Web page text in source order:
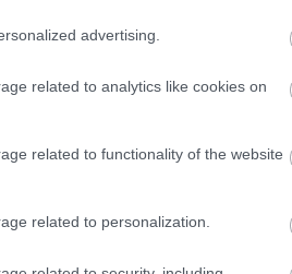
advertising.
related to analytics like cookies on
related to functionality of the website
related to personalization.
arcplasztika